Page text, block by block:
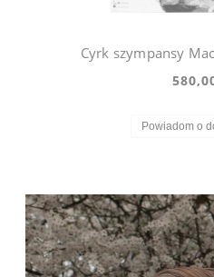
Cyrk szympansy
Powiadom o